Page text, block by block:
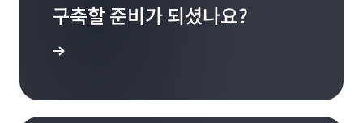
구축할 준비가 되셨나요?